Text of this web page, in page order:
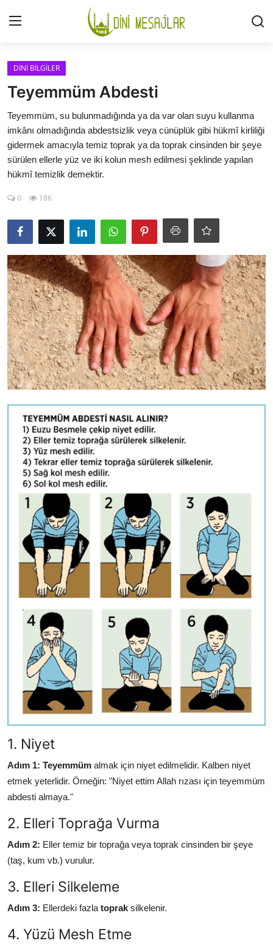
Giriş
İLETİŞİM
GÜNDEM
HAKKIMIZDA
DESTEKLİYORUM
SURELER
NAMAZ
DUALAR
KİMDİR?
DİNİ MESAJLAR
KISSADAN HİSSE
DİNİ BİLGİLER
DİNİ BİLGİLER
Teyemmüm Abdesti
Teyemmüm, su bulunmadığında ya da var olan suyu kullanma
imkânı olmadığında abdestsizlik veya cünüplük gibi hükmî kirliliği
gidermek amacıyla temiz toprak ya da toprak cinsinden bir şeye
sürülen ellerle yüz ve iki kolun mesh edilmesi şeklinde yapılan
hükmî temizlik demektir.
0 186
1. Niyet
Adım 1: Teyemmüm almak için niyet edilmelidir. Kalben niyet
etmek yeterlidir. Örneğin: "Niyet ettim Allah rızası için teyemmüm
abdesti almaya."
2. Elleri Toprağa Vurma
Adım 2: Eller temiz bir toprağa veya toprak cinsinden bir şeye
(taş, kum vb.) vurulur.
3. Elleri Silkeleme
Adım 3: Ellerdeki fazla toprak silkelenir.
4. Yüzü Mesh Etme